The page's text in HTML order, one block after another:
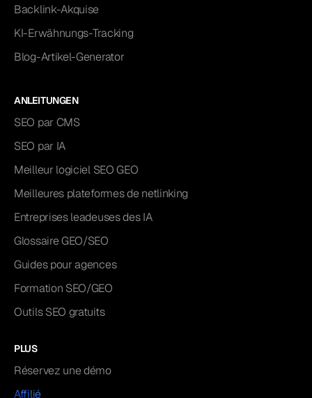
Backlink-Akquise
KI-Erwähnungs-Tracking
Blog-Artikel-Generator
ANLEITUNGEN
SEO par CMS
SEO par IA
Meilleur logiciel SEO GEO
Meilleures plateformes de netlinking
Entreprises leadeuses des IA
Glossaire GEO/SEO
Guides pour agences
Formation SEO/GEO
Outils SEO gratuits
PLUS
Réservez une démo
Affilié